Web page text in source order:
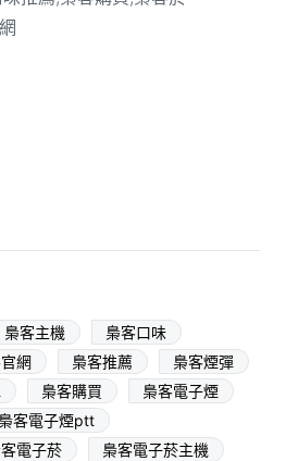
梟客主機
梟客口味
網 梟客推薦
梟客煙彈
梟客購買
梟客電子煙
梟客電子煙ptt
電子菸
梟客電子菸主機